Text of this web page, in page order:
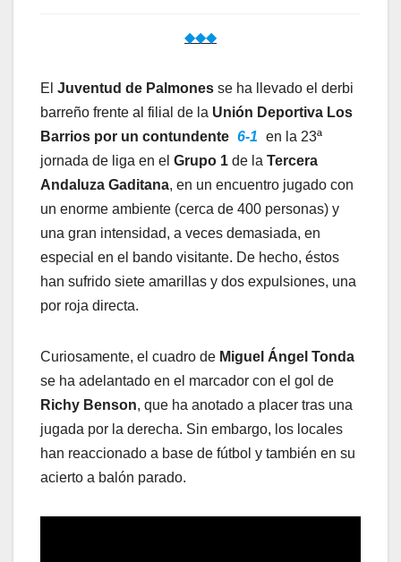
◆◆◆
El Juventud de Palmones se ha llevado el derbi
barreño frente al filial de la Unión Deportiva Los
Barrios por un contundente 6-1 en la 23ª
jornada de liga en el Grupo 1 de la Tercera
Andaluza Gaditana, en un encuentro jugado con
un enorme ambiente (cerca de 400 personas) y
una gran intensidad, a veces demasiada, en
especial en el bando visitante. De hecho, éstos
han sufrido siete amarillas y dos expulsiones, una
por roja directa.
Curiosamente, el cuadro de Miguel Ángel Tonda
se ha adelantado en el marcador con el gol de
Richy Benson, que ha anotado a placer tras una
jugada por la derecha. Sin embargo, los locales
han reaccionado a base de fútbol y también en su
acierto a balón parado.